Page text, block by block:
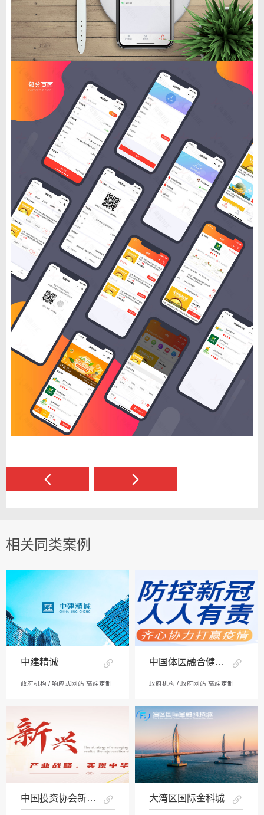
相关同类案例
中建精诚
政府机构 / 响应式网站 高端定制
中国体医融合健康网
政府机构 / 政府网站 高端定制
中国投资协会新兴产业中心 大湾区国际金科城